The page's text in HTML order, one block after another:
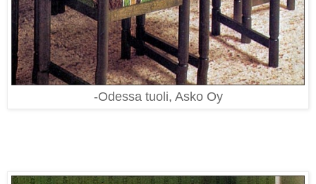
-Odessa tuoli, Asko Oy